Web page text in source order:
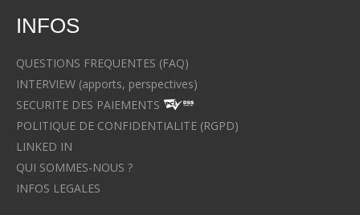
INFOS
QUESTIONS FREQUENTES (FAQ)
INTERVIEW (apports, perspectives)
SECURITE DES PAIEMENTS
POLITIQUE DE CONFIDENTIALITE (RGPD)
LINKED IN
QUI SOMMES-NOUS ?
INFOS LEGALES